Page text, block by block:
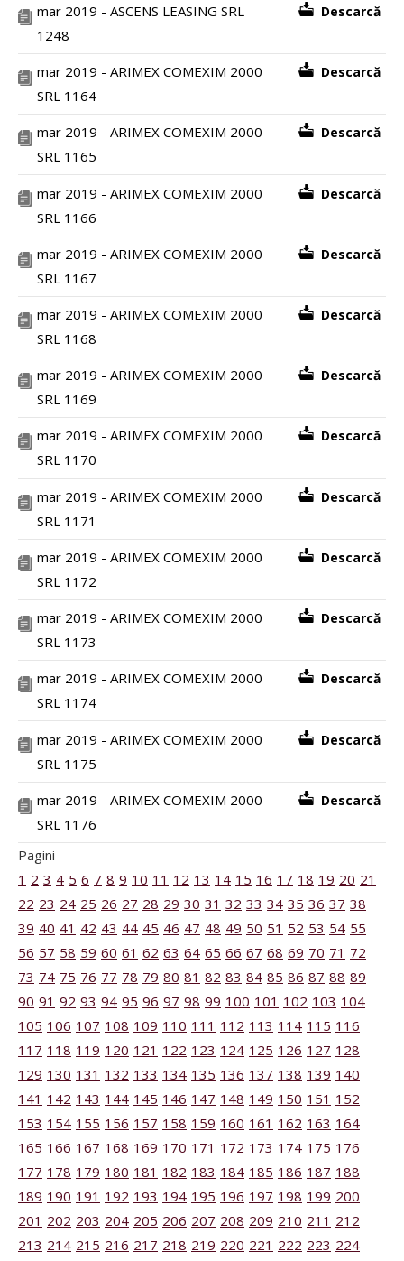
mar 2019 - ASCENS LEASING SRL
1248
Descarcă
mar 2019 - ARIMEX COMEXIM 2000
SRL 1164
Descarcă
mar 2019 - ARIMEX COMEXIM 2000
SRL 1165
Descarcă
mar 2019 - ARIMEX COMEXIM 2000
SRL 1166
Descarcă
mar 2019 - ARIMEX COMEXIM 2000
SRL 1167
Descarcă
mar 2019 - ARIMEX COMEXIM 2000
SRL 1168
Descarcă
mar 2019 - ARIMEX COMEXIM 2000
SRL 1169
Descarcă
mar 2019 - ARIMEX COMEXIM 2000
SRL 1170
Descarcă
mar 2019 - ARIMEX COMEXIM 2000
SRL 1171
Descarcă
mar 2019 - ARIMEX COMEXIM 2000
SRL 1172
Descarcă
mar 2019 - ARIMEX COMEXIM 2000
SRL 1173
Descarcă
mar 2019 - ARIMEX COMEXIM 2000
SRL 1174
Descarcă
mar 2019 - ARIMEX COMEXIM 2000
SRL 1175
Descarcă
mar 2019 - ARIMEX COMEXIM 2000
SRL 1176
Descarcă
Pagini
1 2 3 4 5 6 7 8 9 10 11 12 13 14 15 16 17 18 19 20 21
22 23 24 25 26 27 28 29 30 31 32 33 34 35 36 37 38
39 40 41 42 43 44 45 46 47 48 49 50 51 52 53 54 55
56 57 58 59 60 61 62 63 64 65 66 67 68 69 70 71 72
73 74 75 76 77 78 79 80 81 82 83 84 85 86 87 88 89
90 91 92 93 94 95 96 97 98 99 100 101 102 103 104
105 106 107 108 109 110 111 112 113 114 115 116
117 118 119 120 121 122 123 124 125 126 127 128
129 130 131 132 133 134 135 136 137 138 139 140
141 142 143 144 145 146 147 148 149 150 151 152
153 154 155 156 157 158 159 160 161 162 163 164
165 166 167 168 169 170 171 172 173 174 175 176
177 178 179 180 181 182 183 184 185 186 187 188
189 190 191 192 193 194 195 196 197 198 199 200
201 202 203 204 205 206 207 208 209 210 211 212
213 214 215 216 217 218 219 220 221 222 223 224